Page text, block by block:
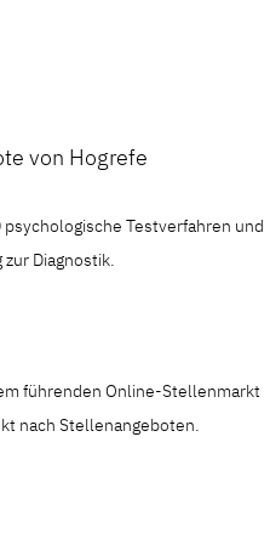
von Hogrefe
Testverfahren und
Diagnostik.
führenden Online-Stellenmarkt
nach Stellenangeboten.